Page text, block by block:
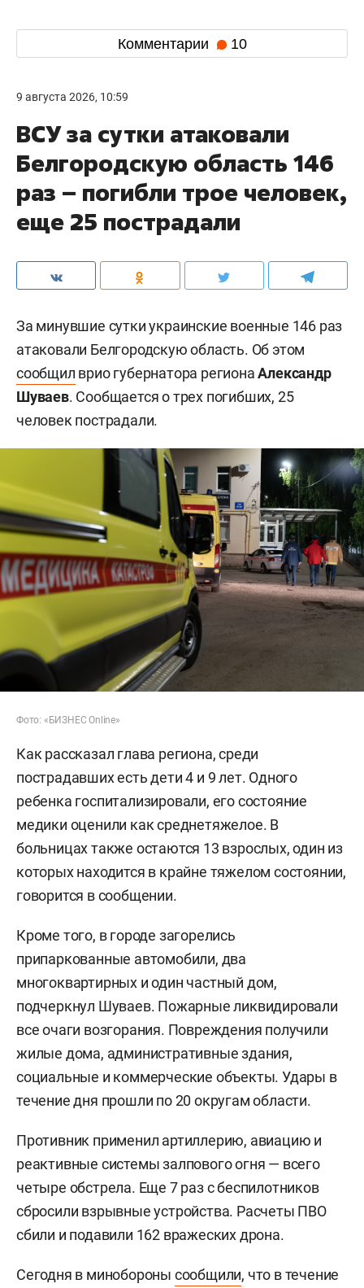
Комментарии 10
9 августа 2026, 10:59
ВСУ за сутки атаковали
Белгородскую область 146
раз – погибли трое человек,
еще 25 пострадали
За минувшие сутки украинские военные 146 раз
атаковали Белгородскую область. Об этом
сообщил врио губернатора регионаАлександр
Шуваев. Сообщается о трех погибших, 25
человек пострадали.
Фото: «БИЗНЕС Online»
Как рассказал глава региона, среди
пострадавших есть дети 4 и 9 лет. Одного
ребенка госпитализировали, его состояние
медики оценили как среднетяжелое. В
больницах также остаются 13 взрослых, один из
которых находится в крайне тяжелом состоянии,
говорится в сообщении.
Кроме того, в городе загорелись
припаркованные автомобили, два
многоквартирных и один частный дом,
подчеркнул Шуваев. Пожарные ликвидировали
все очаги возгорания. Повреждения получили
жилые дома, административные здания,
социальные и коммерческие объекты. Удары в
течение дня прошли по 20 округам области.
Противник применил артиллерию, авиацию и
реактивные системы залпового огня — всего
четыре обстрела. Еще 7 раз с беспилотников
сбросили взрывные устройства. Расчеты ПВО
сбили и подавили 162 вражеских дрона.
Сегодня в минобороны сообщили, что в течение